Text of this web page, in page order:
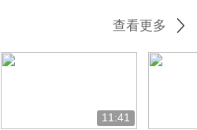
查看更多
11:41